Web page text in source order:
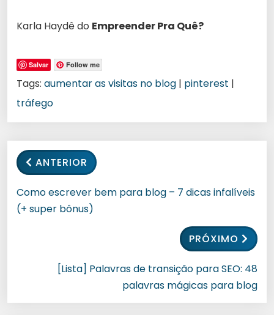
Karla Haydê do Empreender Pra Quê?
Salvar Follow me
Tags: aumentar as visitas no blog | pinterest |
tráfego
ANTERIOR
Como escrever bem para blog – 7 dicas infalíveis
(+ super bônus)
PRÓXIMO
[Lista] Palavras de transição para SEO: 48
palavras mágicas para blog